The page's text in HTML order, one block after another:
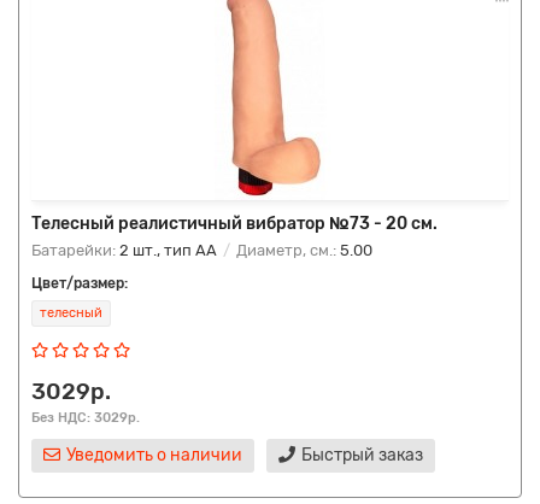
Телесный реалистичный вибратор №73 - 20 см.
Батарейки: 2 шт., тип AA Диаметр, см.: 5.00
Цвет/размер:
телесный
3029р.
Без НДС: 3029р.
Уведомить о наличии Быстрый заказ